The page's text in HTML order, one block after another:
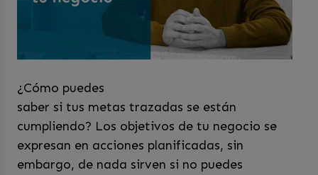
¿Cómo puedes
saber si tus metas trazadas se están
cumpliendo? Los objetivos de tu negocio se
expresan en acciones planificadas, sin
embargo, de nada sirven si no puedes